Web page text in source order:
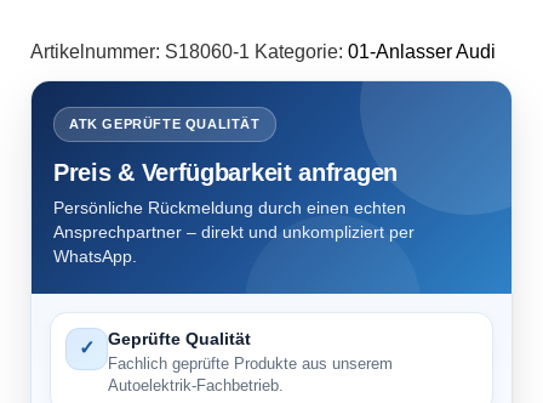
Artikelnummer: S18060-1 Kategorie: 01-Anlasser Audi
ATK GEPRÜFTE QUALITÄT
Preis & Verfügbarkeit anfragen
Persönliche Rückmeldung durch einen echten
Ansprechpartner – direkt und unkompliziert per
WhatsApp.
✓ Geprüfte Qualität
Fachlich geprüfte Produkte aus unserem
Autoelektrik-Fachbetrieb.